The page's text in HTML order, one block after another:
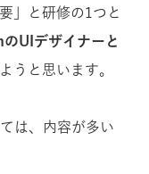
」と研修の1つと
UIデザイナーと
うと思います。
は、内容が多い